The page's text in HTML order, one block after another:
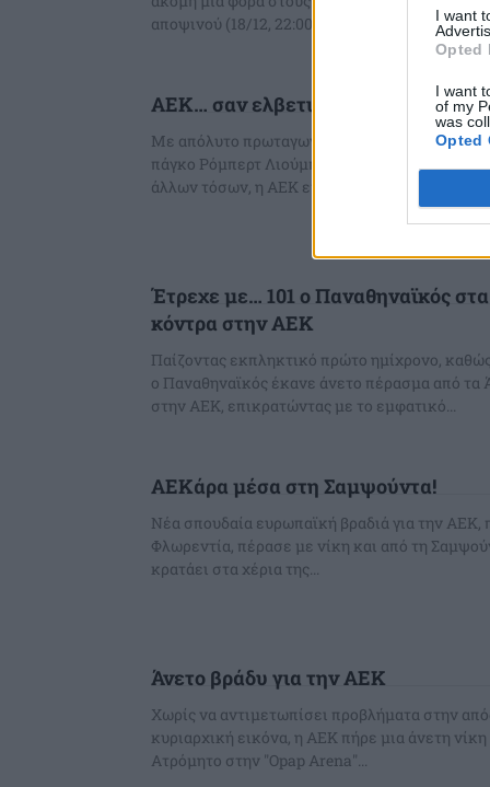
I want
Opted
I want
of my
was
Opted
αποψινού (18/12, 22:00) αγώνα...
ΑΕΚ… σαν ελβετικό ρολόι
Με απόλυτο πρωταγωνιστή τον μέχρι πρότινος
πάγκο Ρόμπερτ Λιούμπισιτς, σκόρερ δύο
άλλων τόσων, η ΑΕΚ επιβεβαίωσε σε άλλο ένα...
Έτρεχε με… 101 ο Παναθηναϊκός
κόντρα στην ΑΕΚ
Παίζοντας εκπληκτικό πρώτο ημίχρονο,
ο Παναθηναϊκός έκανε άνετο πέρασμα από τα
στην ΑΕΚ, επικρατώντας με το εμφατικό...
ΑΕΚάρα μέσα στη Σαμψούντα!
Νέα σπουδαία ευρωπαϊκή βραδιά για την ΑΕΚ,
Φλωρεντία, πέρασε με νίκη και από τη
κρατάει στα χέρια της...
Άνετο βράδυ για την ΑΕΚ
Χωρίς να αντιμετωπίσει προβλήματα στην
κυριαρχική εικόνα, η ΑΕΚ πήρε μια άνετη
Ατρόμητο στην "Opap Arena"...